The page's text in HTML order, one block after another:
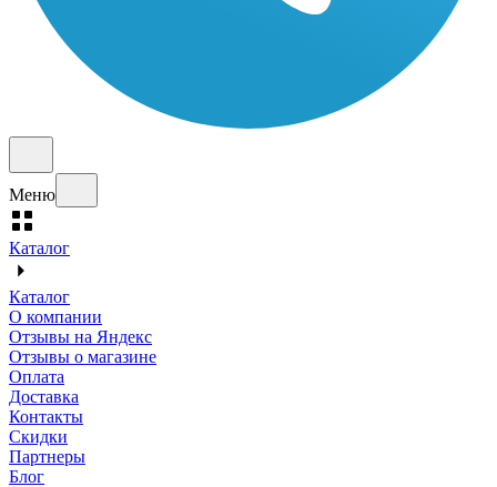
Меню
Каталог
Каталог
О компании
Отзывы на Яндекс
Отзывы о магазине
Оплата
Доставка
Контакты
Скидки
Партнеры
Блог